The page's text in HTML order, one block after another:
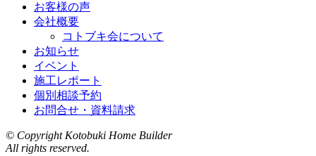
お客様の声
会社概要
コトブキ会について
お知らせ
イベント
施工レポート
個別相談予約
お問合せ・資料請求
© Copyright Kotobuki Home Builder
All rights reserved.